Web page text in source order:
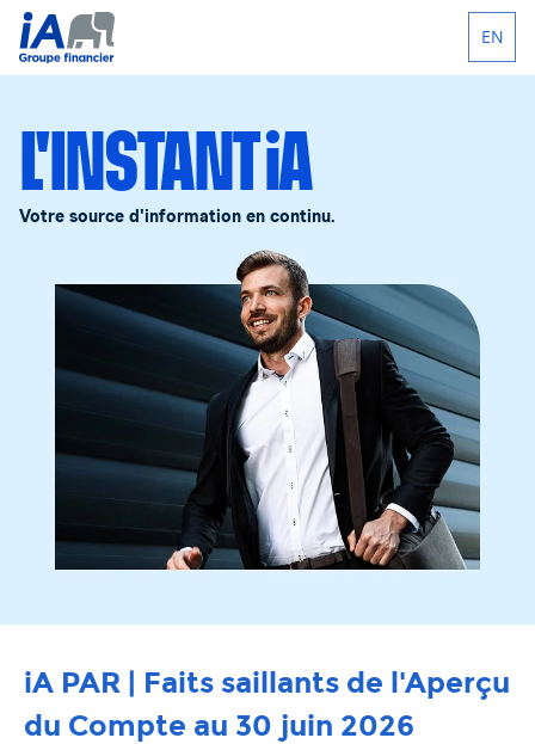
EN
L'INSTANT iA
Votre source d'information en continu.
iA PAR | Faits saillants de l'Aperçu
du Compte au 30 juin 2026